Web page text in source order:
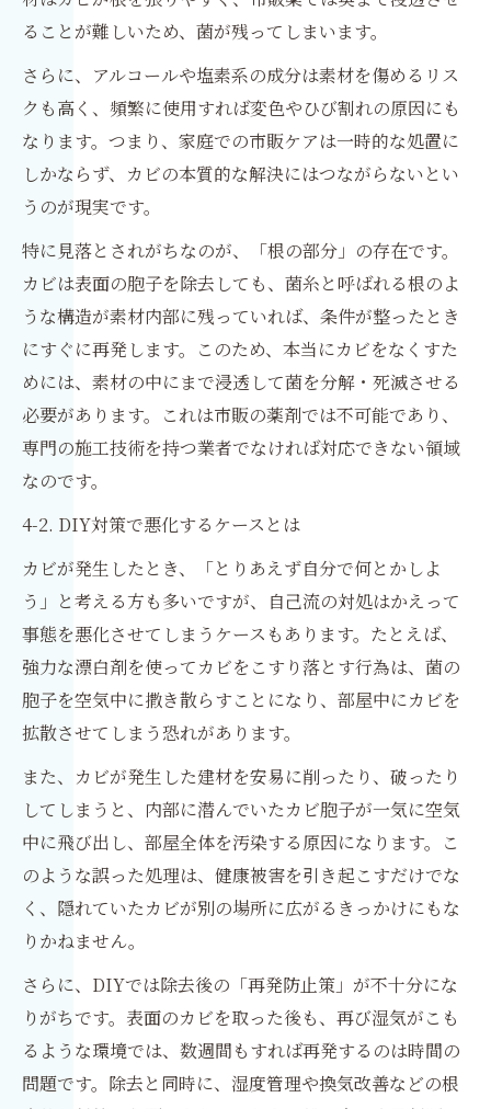
ることが難しいため、菌が残ってしまいます。
さらに、アルコールや塩素系の成分は素材を傷めるリス
クも高く、頻繁に使用すれば変色やひび割れの原因にも
なります。つまり、家庭での市販ケアは一時的な処置に
しかならず、カビの本質的な解決にはつながらないとい
うのが現実です。
特に見落とされがちなのが、「根の部分」の存在です。
カビは表面の胞子を除去しても、菌糸と呼ばれる根のよ
うな構造が素材内部に残っていれば、条件が整ったとき
にすぐに再発します。このため、本当にカビをなくすた
めには、素材の中にまで浸透して菌を分解・死滅させる
必要があります。これは市販の薬剤では不可能であり、
専門の施工技術を持つ業者でなければ対応できない領域
なのです。
4-2. DIY対策で悪化するケースとは
カビが発生したとき、「とりあえず自分で何とかしよ
う」と考える方も多いですが、自己流の対処はかえって
事態を悪化させてしまうケースもあります。たとえば、
強力な漂白剤を使ってカビをこすり落とす行為は、菌の
胞子を空気中に撒き散らすことになり、部屋中にカビを
拡散させてしまう恐れがあります。
また、カビが発生した建材を安易に削ったり、破ったり
してしまうと、内部に潜んでいたカビ胞子が一気に空気
中に飛び出し、部屋全体を汚染する原因になります。こ
のような誤った処理は、健康被害を引き起こすだけでな
く、隠れていたカビが別の場所に広がるきっかけにもな
りかねません。
さらに、DIYでは除去後の「再発防止策」が不十分にな
りがちです。表面のカビを取った後も、再び湿気がこも
るような環境では、数週間もすれば再発するのは時間の
問題です。除去と同時に、湿度管理や換気改善などの根